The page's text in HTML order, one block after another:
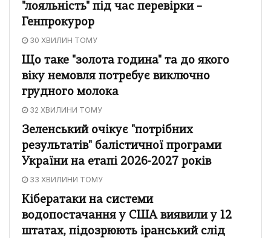
"лояльність" під час перевірки –
Генпрокурор
30 ХВИЛИН ТОМУ
Що таке "золота година" та до якого
віку немовля потребує виключно
грудного молока
32 ХВИЛИНИ ТОМУ
Зеленський очікує "потрібних
результатів" балістичної програми
України на етапі 2026-2027 років
33 ХВИЛИНИ ТОМУ
Кібератаки на системи
водопостачання у США виявили у 12
штатах, підозрюють іранський слід